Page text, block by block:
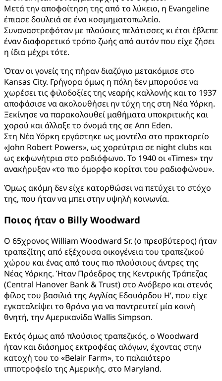
Μετά την αποφοίτηση της από το λύκειο, η Evangeline
έπιασε δουλειά σε ένα κοσμηματοπωλείο.
Συναναστρεφόταν με πλούσιες πελάτισσες κι έτσι έβλεπε
έναν διαφορετικό τρόπο ζωής από αυτόν που είχε ζήσει
η ίδια μέχρι τότε.
Όταν οι γονείς της πήραν διαζύγιο μετακόμισε στο
Kansas City. Γρήγορα όμως η πόλη δεν μπορούσε να
χωρέσει τις φιλοδοξίες της νεαρής καλλονής και το 1937
αποφάσισε να ακολουθήσει ην τύχη της στη Νέα Υόρκη.
Ξεκίνησε να παρακολουθεί μαθήματα υποκριτικής και
χορού και άλλαξε το όνομά της σε Ann Eden.
Στη Νέα Υόρκη εργάστηκε ως μοντέλο στο πρακτορείο
«John Robert Powers», ως χορεύτρια σε night clubs και
ως εκφωνήτρια στο ραδιόφωνο. Το 1940 οι «Times» την
ανακήρυξαν «το πιο όμορφο κορίτσι του ραδιοφώνου».
Όμως ακόμη δεν είχε κατορθώσει να πετύχει το στόχο
της, που ήταν να μπει στην υψηλή κοινωνία.
Ποιος ήταν ο Billy Woodward
Ο 65χρονος William Woodward Sr. (ο πρεσβύτερος) ήταν
τραπεζίτης από εξέχουσα οικογένεια του τραπεζικού
χώρου και ένας από τους πιο πλούσιους άντρες της
Νέας Υόρκης. Ήταν Πρόεδρος της Κεντρικής Τράπεζας
(Central Hanover Bank & Trust) στο Ανόβερο και στενός
φίλος του βασιλιά της Αγγλίας Εδουάρδου Η’, που είχε
εγκαταλείψει το θρόνο για να παντρευτεί μία κοινή
θνητή, την Αμερικανίδα Wallis Simpson.
Εκτός όμως από πλούσιος τραπεζικός, ο Woodward
ήταν και διάσημος εκτροφέας αλόγων, έχοντας στην
κατοχή του το «Belair Farm», το παλαιότερο
ιπποτροφείο της Αμερικής, στο Maryland.